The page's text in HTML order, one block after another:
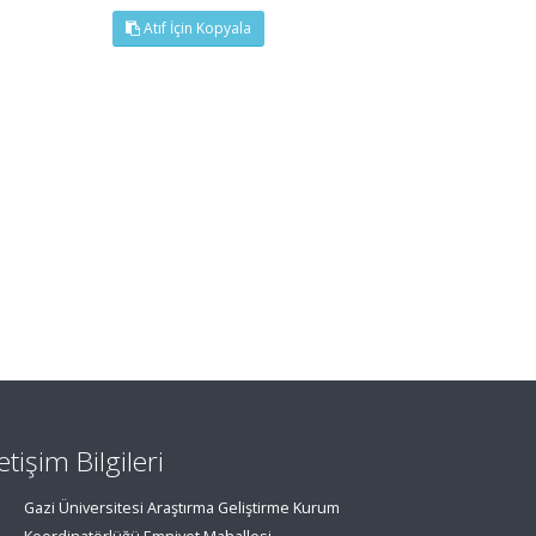
Atıf İçin Kopyala
Bilgileri
Gazi Üniversitesi Araştırma Geliştirme Kurum